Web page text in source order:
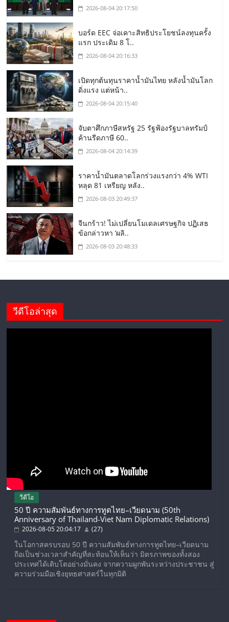
2026-08-04 20:17:50
บอร์ด EEC จ่อเคาะสิทธิประโยชน์ลงทุนครั้ง
แรก ประเดิม 8 โ..
2026-08-04 20:16:33
เปิดทุกต้นทุนราคาน้ำมันไทย หลังน้ำมันโลก
ดิ่งแรง แต่หน้า..
2026-08-04 20:15:40
จับตาศึกภาษีสหรัฐ 25 รัฐฟ้องรัฐบาลทรัมป์
ค้านรีดภาษี 60..
2026-08-04 20:14:39
ราคาน้ำมันตลาดโลกร่วงแรงกว่า 4% WTI
หลุด 81 เหรียญ หลัง..
2026-08-03 20:49:37
จีนกร้าว! ไม่เปลี่ยนโมเดลเศรษฐกิจ ปฏิเสธ
ข้อกล่าวหา ‘ผลิ..
2026-08-03 20:48:33
วีดีโอล่าสุด
วีดีโอ
50 ปี ความสัมพันธ์ทางการทูตไทย–เวียดนาม (50th
Anniversary of Thailand-Viet Nam Diplomatic Relations)
2026-08-05 20:04:17 (27)
ในโอกาสครบรอบ 50 ปี ความสัมพันธ์ทางการทูตไทย–เวียดนาม
ถือเป็นช่วงเวลาสำคัญที่สะท้อนให้เห็นว่า มิตรภาพของทั้งสอง
ประเทศได้เติบโตอย่างมั่นคง จากความผูกพันระหว่างประชาชน สู่
ความร่วมมือเชิงยุทธศาสตร์ในทุกมิติ